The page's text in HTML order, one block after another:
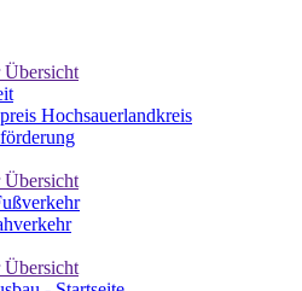
Hochsauerlandkreis